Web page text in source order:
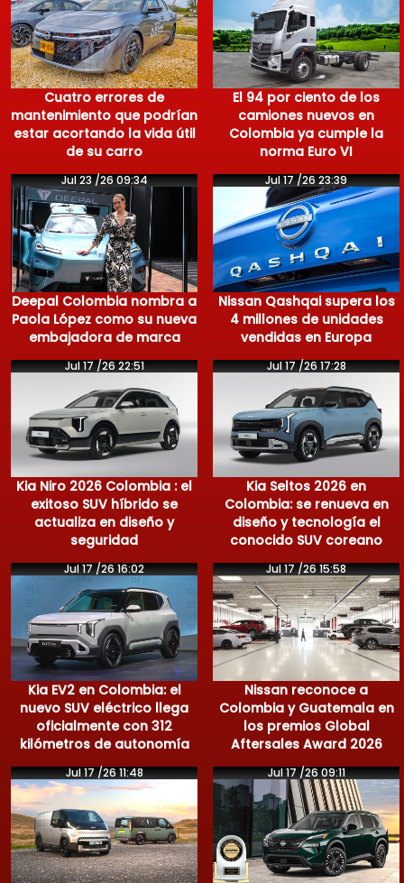
Cuatro errores de
mantenimiento que podrían
estar acortando la vida útil
de su carro
El 94 por ciento de los
camiones nuevos en
Colombia ya cumple la
norma Euro VI
Jul 23 /26 09:34
Deepal Colombia nombra a
Paola López como su nueva
embajadora de marca
Jul 17 /26 23:39
Nissan Qashqai supera los
4 millones de unidades
vendidas en Europa
Jul 17 /26 22:51
Kia Niro 2026 Colombia : el
exitoso SUV híbrido se
actualiza en diseño y
seguridad
Jul 17 /26 17:28
Kia Seltos 2026 en
Colombia: se renueva en
diseño y tecnología el
conocido SUV coreano
Jul 17 /26 16:02
Kia EV2 en Colombia: el
nuevo SUV eléctrico llega
oficialmente con 312
kilómetros de autonomía
Jul 17 /26 15:58
Nissan reconoce a
Colombia y Guatemala en
los premios Global
Aftersales Award 2026
Jul 17 /26 11:48 Jul 17 /26 09:11